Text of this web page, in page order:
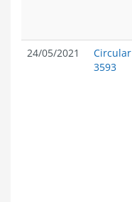
24/05/2021
Circular
3593